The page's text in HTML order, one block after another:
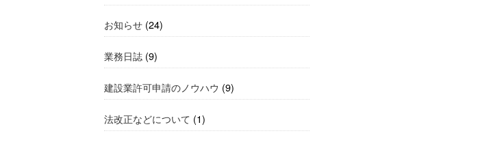
お知らせ (24)
業務日誌 (9)
建設業許可申請のノウハウ (9)
法改正などについて (1)